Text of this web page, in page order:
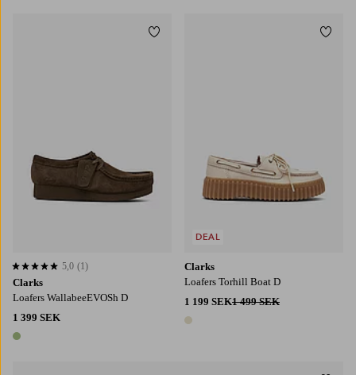
Clarks
Loafers WallabeeEVOSh D
1 399 SEK
1 färg
5,0 baserat på 1 st betyg
5,0 (1)
Lägg till i favoriter
Clarks
Loafers Torhill Boat D
1 199 SEK1 499 SEK
1 färg
DEAL